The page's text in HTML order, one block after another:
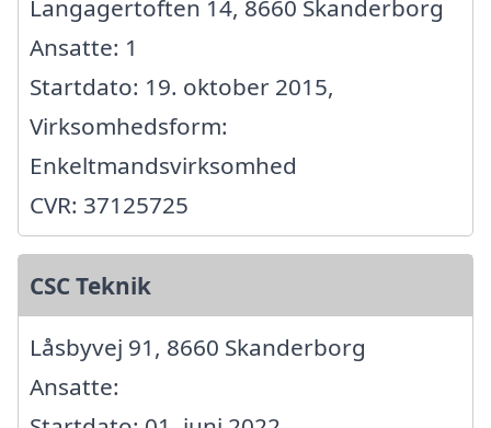
Langagertoften 14, 8660 Skanderborg
Ansatte: 1
Startdato: 19. oktober 2015,
Virksomhedsform:
Enkeltmandsvirksomhed
CVR: 37125725
CSC Teknik
Låsbyvej 91, 8660 Skanderborg
Ansatte: